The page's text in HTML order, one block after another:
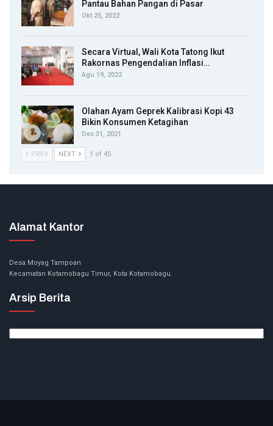
Pantau Bahan Pangan di Pasar
Okt 25, 2022
Secara Virtual, Wali Kota Tatong Ikut
Rakornas Pengendalian Inflasi…
Agu 19, 2022
Olahan Ayam Geprek Kalibrasi Kopi 43
Bikin Konsumen Ketagihan
Des 31, 2021
PREV NEXT 1 of 45
Alamat Kantor
Desa Moyag Tampoan
Kecamatan Kotamobagu Timur, Kota Kotamobagu.
Arsip Berita